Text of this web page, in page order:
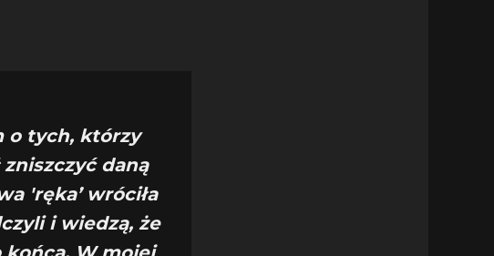
o tych, którzy
daną
'ręka’ wróciła
i wiedzą, że